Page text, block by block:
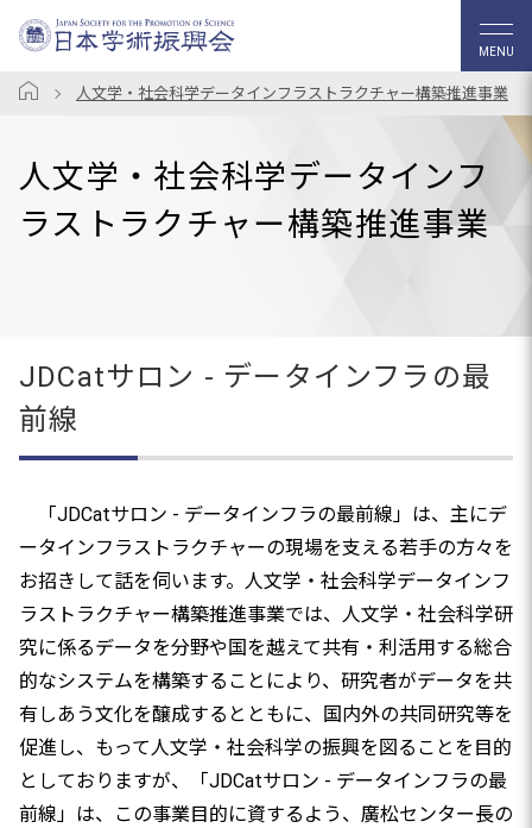
MENU
人文学・社会科学データインフラストラクチャー構築推進事業
人文学・社会科学データインフ
ラストラクチャー構築推進事業
JDCatサロン - データインフラの最
前線
「JDCatサロン - データインフラの最前線」は、主にデ
ータインフラストラクチャーの現場を支える若手の方々を
お招きして話を伺います。人文学・社会科学データインフ
ラストラクチャー構築推進事業では、人文学・社会科学研
究に係るデータを分野や国を越えて共有・利活用する総合
的なシステムを構築することにより、研究者がデータを共
有しあう文化を醸成するとともに、国内外の共同研究等を
促進し、もって人文学・社会科学の振興を図ることを目的
としておりますが、「JDCatサロン - データインフラの最
前線」は、この事業目的に資するよう、廣松センター長の